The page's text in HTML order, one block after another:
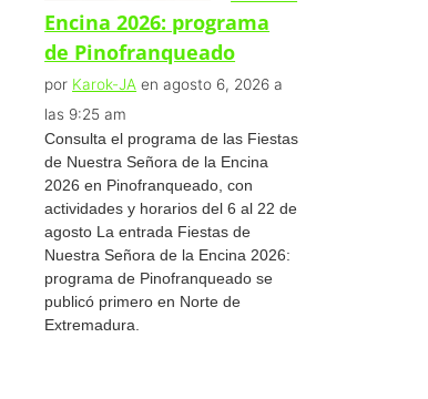
Encina 2026: programa
de Pinofranqueado
por Karok-JA en agosto 6, 2026 a
las 9:25 am
Consulta el programa de las Fiestas
de Nuestra Señora de la Encina
2026 en Pinofranqueado, con
actividades y horarios del 6 al 22 de
agosto La entrada Fiestas de
Nuestra Señora de la Encina 2026:
programa de Pinofranqueado se
publicó primero en Norte de
Extremadura.